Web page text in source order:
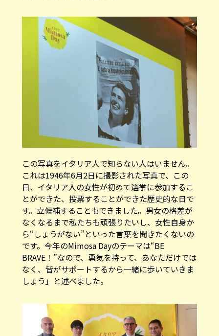
この写真をイタリア人で知らない人はいません。
これは1946年6月2日に撮影された写真で、この
日、イタリア人の女性が初めて選挙に参加するこ
とができた、投票することができた歴史的な日で
す。立候補することもできました。男女の格差が
なくなるまで私たちも頑張りたいし、女性自身か
ら“しょうがない”といった言葉を聞きたくないの
です。今年のMimosa Dayのテーマは“BE
BRAVE！”なので、勇気を持って、あなただけでは
なく、皆がサポートするから一緒に歩いていきま
しょう」と述べました。